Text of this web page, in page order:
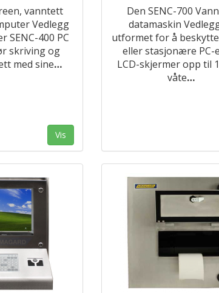
vanntett
Vedlegg
SENC-400 PC
skriving og
med sine…
Vis
Den SENC-700
datamaskin
utformet for å
eller stasjonære PC-
LCD-skjermer opp til
våte…